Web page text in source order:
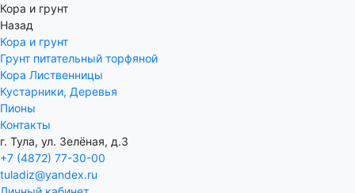
Кора и грунт
Назад
Кора и грунт
Грунт питательный торфяной
Кора Лиственницы
Кустарники, Деревья
Пионы
Контакты
г. Тула, ул. Зелёная, д.3
+7 (4872) 77-30-00
tuladiz@yandex.ru